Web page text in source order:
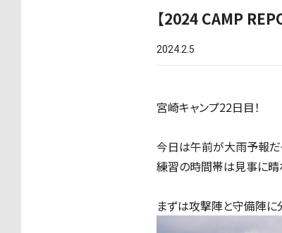
【2024 CAMP
2024.2.5
宮崎キャンプ22日目！
今日は午前が大雨予報だ
練習の時間帯は見事に晴
まずは攻撃陣と守備陣に